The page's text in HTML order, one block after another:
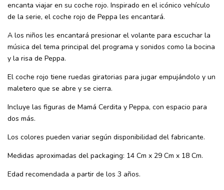
encanta viajar en su coche rojo. Inspirado en el icónico vehículo
de la serie, el coche rojo de Peppa les encantará.
A los niños les encantará presionar el volante para escuchar la
música del tema principal del programa y sonidos como la bocina
y la risa de Peppa.
El coche rojo tiene ruedas giratorias para jugar empujándolo y un
maletero que se abre y se cierra.
Incluye las figuras de Mamá Cerdita y Peppa, con espacio para
dos más.
Los colores pueden variar según disponibilidad del fabricante.
Medidas aproximadas del packaging: 14 Cm x 29 Cm x 18 Cm.
Edad recomendada a partir de los 3 años.